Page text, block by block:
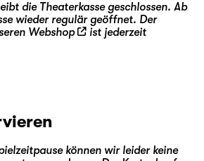
die Theaterkasse geschlossen. Ab
wieder regulär geöffnet. Der
Webshop
ist jederzeit
können wir leider keine